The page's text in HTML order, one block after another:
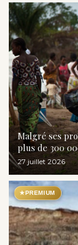
Malgré ses
plus de 300
27 juillet 2026
★PREMIUM